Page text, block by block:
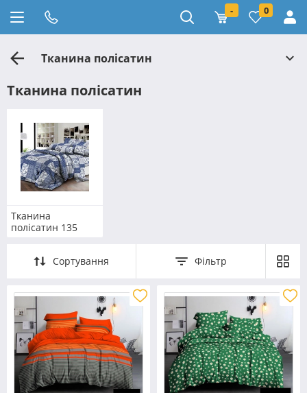
- 0
Тканина полісатин
Тканина полісатин
Тканина
полісатин 135
Сортування Фільтр